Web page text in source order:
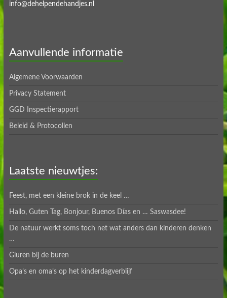
info@dehelpendehandjes.nl
Aanvullende informatie
Algemene Voorwaarden
Privacy Statement
GGD Inspectierapport
Beleid & Protocollen
Laatste nieuwtjes:
Feest, met een kleine brok in de keel …
Hallo, Guten Tag, Bonjour, Buenos Días en … Saswasdee!
De natuur werkt soms toch net wat anders dan kinderen denken
…
Gluren bij de buren
Opa’s en oma’s op het kinderdagverblijf